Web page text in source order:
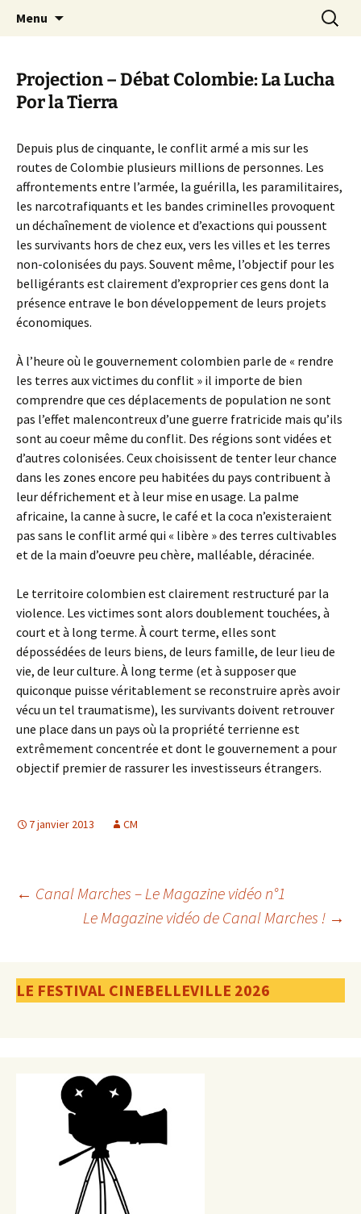
Canal Marches
Menu
Projection – Débat Colombie: La Lucha
Por la Tierra
Depuis plus de cinquante, le conflit armé a mis sur les
routes de Colombie plusieurs millions de personnes. Les
affrontements entre l’armée, la guérilla, les paramilitaires,
les narcotrafiquants et les bandes criminelles provoquent
un déchaînement de violence et d’exactions qui poussent
les survivants hors de chez eux, vers les villes et les terres
non-colonisées du pays. Souvent même, l’objectif pour les
belligérants est clairement d’exproprier ces gens dont la
présence entrave le bon développement de leurs projets
économiques.
À l’heure où le gouvernement colombien parle de « rendre
les terres aux victimes du conflit » il importe de bien
comprendre que ces déplacements de population ne sont
pas l’effet malencontreux d’une guerre fratricide mais qu’ils
sont au coeur même du conflit. Des régions sont vidées et
d’autres colonisées. Ceux choisissent de tenter leur chance
dans les zones encore peu habitées du pays contribuent à
leur défrichement et à leur mise en usage. La palme
africaine, la canne à sucre, le café et la coca n’existeraient
pas sans le conflit armé qui « libère » des terres cultivables
et de la main d’oeuvre peu chère, malléable, déracinée.
Le territoire colombien est clairement restructuré par la
violence. Les victimes sont alors doublement touchées, à
court et à long terme. À court terme, elles sont
dépossédées de leurs biens, de leurs famille, de leur lieu de
vie, de leur culture. À long terme (et à supposer que
quiconque puisse véritablement se reconstruire après avoir
vécu un tel traumatisme), les survivants doivent retrouver
une place dans un pays où la propriété terrienne est
extrêmement concentrée et dont le gouvernement a pour
objectif premier de rassurer les investisseurs étrangers.
7 janvier 2013 CM
Navigation
articles
← Canal Marches – Le Magazine vidéo n°1
Le Magazine vidéo de Canal Marches ! →
LE FESTIVAL CINEBELLEVILLE 2026